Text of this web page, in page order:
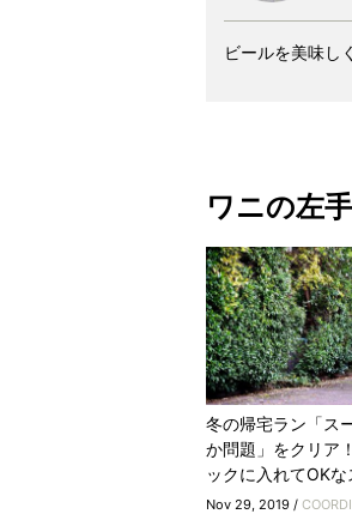
ビールを美味し
ワニの左
冬の帰宅ラン「ス
か問題」をクリア
ックに入れてOK
Nov 29, 2019 /